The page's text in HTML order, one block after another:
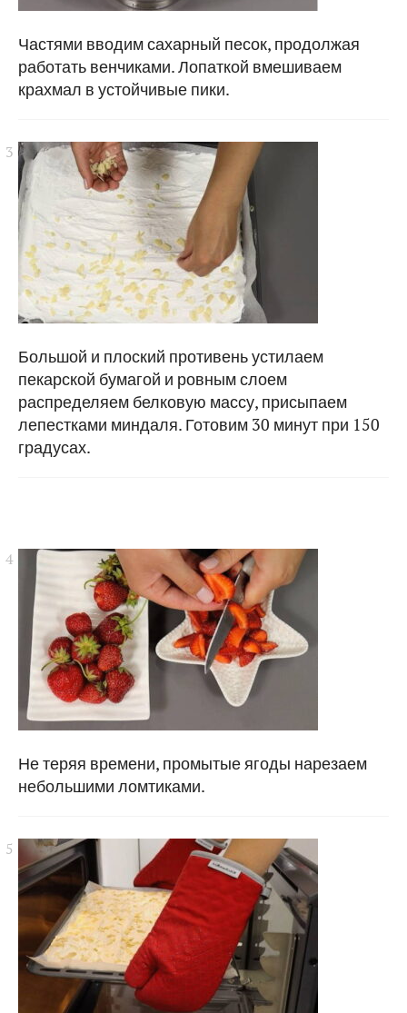
Частями вводим сахарный песок, продолжая
работать венчиками. Лопаткой вмешиваем
крахмал в устойчивые пики.
Большой и плоский противень устилаем
пекарской бумагой и ровным слоем
распределяем белковую массу, присыпаем
лепестками миндаля. Готовим 30 минут при 150
градусах.
Не теряя времени, промытые ягоды нарезаем
небольшими ломтиками.